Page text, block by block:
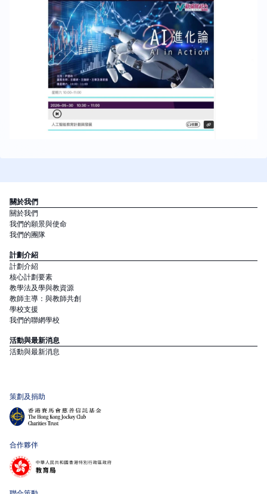
關於我們
關於我們
我們的願景與使命
我們的團隊
計劃介紹
計劃介紹
核心計劃要素
教學法及學與教資源
教師主導：與教師共創
學校支援
我們的聯網學校
活動與最新消息
活動與最新消息
策劃及捐助
合作夥伴